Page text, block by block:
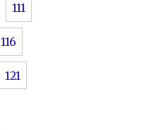
111
116
121